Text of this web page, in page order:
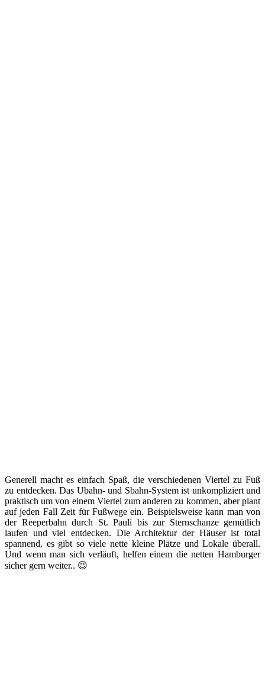
Generell macht es einfach Spaß, die verschiedenen Viertel zu Fuß
zu entdecken. Das Ubahn- und Sbahn-System ist unkompliziert und
praktisch um von einem Viertel zum anderen zu kommen, aber plant
auf jeden Fall Zeit für Fußwege ein. Beispielsweise kann man von
der Reeperbahn durch St. Pauli bis zur Sternschanze gemütlich
laufen und viel entdecken. Die Architektur der Häuser ist total
spannend, es gibt so viele nette kleine Plätze und Lokale überall.
Und wenn man sich verläuft, helfen einem die netten Hamburger
sicher gern weiter.. 😉